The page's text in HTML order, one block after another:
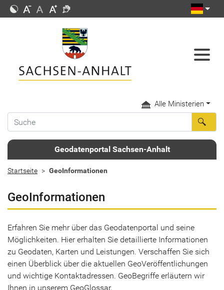
Alle Ministerien
Geodatenportal Sachsen-Anhalt
Startseite GeoInformationen
GeoInformationen
Erfahren Sie mehr über das Geodatenportal und seine
Möglichkeiten. Hier erhalten Sie detaillierte Informationen
zu Geodaten, Karten und Leistungen. Verschaffen Sie sich
einen Überblick über die aktuellen GeoVeröffentlichungen
und wichtige Kontaktadressen. GeoBegriffe erläutern wir
Ihnen in unserem GeoGlossar.